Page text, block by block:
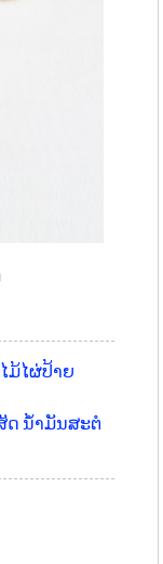
ມ້ໄຜ່ປ້າຍ
ດ ນ້ຳມັນສະຕໍ